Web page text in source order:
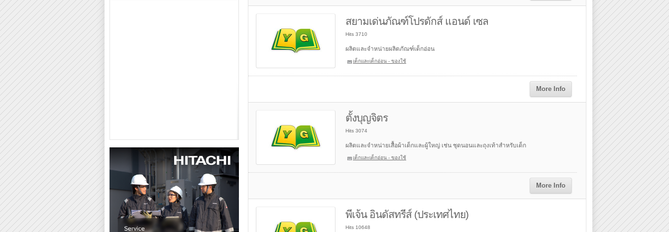
สยามเด่นภัณฑ์โปรดักส์ แอนด์ เซล
Hits 3710
ผลิตและจำหน่ายผลิตภัณฑ์เด็กอ่อน
เด็กและเด็กอ่อน - ของใช้
More Info
ตั้งบุญจิตร
Hits 3074
ผลิตและจำหน่ายเสื้อผ้าเด็กและผู้ใหญ่ เช่น ชุดนอนและถุงเท้าสำหรับเด็ก
เด็กและเด็กอ่อน - ของใช้
More Info
พีเจ้น อินดัสทรีส์ (ประเทศไทย)
Hits 10648